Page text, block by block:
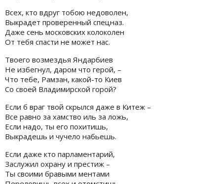
Всех, кто вдруг тобою недоволен,
Выкрадет проверенный спецназ.
Даже сень московских колоколен
От тебя спасти не может нас.
Твоего возмездья Яндарбиев
Не избегнул, даром что герой, –
Что тебе, Рамзан, какой-то Киев
Со своей Владимирской горой?
Если б враг твой скрылся даже в Китеж –
Все равно за хамство иль за ложь,
Если надо, ты его похитишь,
Выкрадешь и чучело набьешь.
Если даже кто парламентарий,
Заслужил охрану и престиж –
Ты своими бравыми ментами